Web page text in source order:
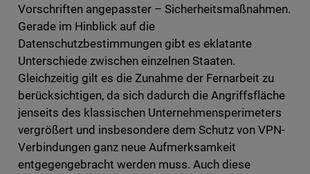
Vorschriften angepasster – Sicherheitsmaßnahmen.
Gerade im Hinblick auf die
Datenschutzbestimmungen gibt es eklatante
Unterschiede zwischen einzelnen Staaten.
Gleichzeitig gilt es die Zunahme der Fernarbeit zu
berücksichtigen, da sich dadurch die Angriffsfläche
jenseits des klassischen Unternehmensperimeters
vergrößert und insbesondere dem Schutz von VPN-
Verbindungen ganz neue Aufmerksamkeit
entgegengebracht werden muss. Auch diese